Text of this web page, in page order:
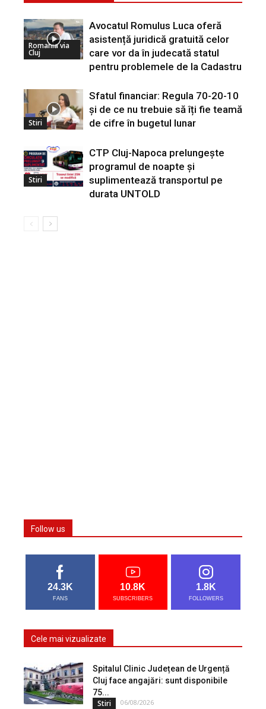
Romania via
Cluj
Avocatul Romulus Luca oferă
asistență juridică gratuită celor
care vor da în judecată statul
pentru problemele de la Cadastru
Stiri
Sfatul financiar: Regula 70-20-10
și de ce nu trebuie să îți fie teamă
de cifre în bugetul lunar
Stiri
CTP Cluj-Napoca prelungește
programul de noapte și
suplimentează transportul pe
durata UNTOLD
Follow us
24.3K
FANS
10.8K
SUBSCRIBERS
1.8K
FOLLOWERS
Cele mai vizualizate
Spitalul Clinic Județean de Urgență
Cluj face angajări: sunt disponibile
75...
Stiri 06/08/2026